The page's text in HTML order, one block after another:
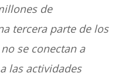
de
tercera parte de los
se conectan a
las actividades